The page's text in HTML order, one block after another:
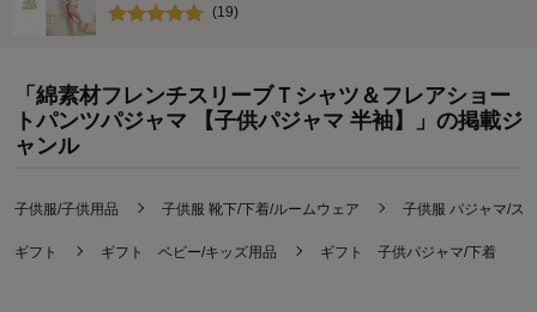
(19)
「綿素材フレンチスリーブＴシャツ＆フレアショー
トパンツパジャマ 【子供パジャマ 半袖】」の掲載ジ
ャンル
子供服/子供用品 子供服 靴下/下着/ルームウェア 子供服 パジャマ/ス
ギフト ギフト ベビー/キッズ用品 ギフト 子供パジャマ/下着